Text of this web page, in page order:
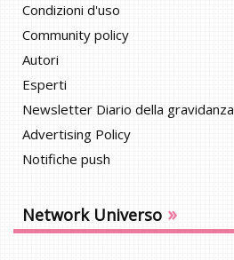
Condizioni d'uso
Community policy
Autori
Esperti
Newsletter Diario della gravidanza
Advertising Policy
Notifiche push
Network Universo »